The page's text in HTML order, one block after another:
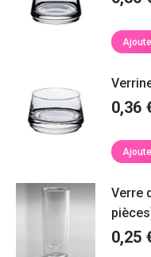
0,36
Verre
0,25